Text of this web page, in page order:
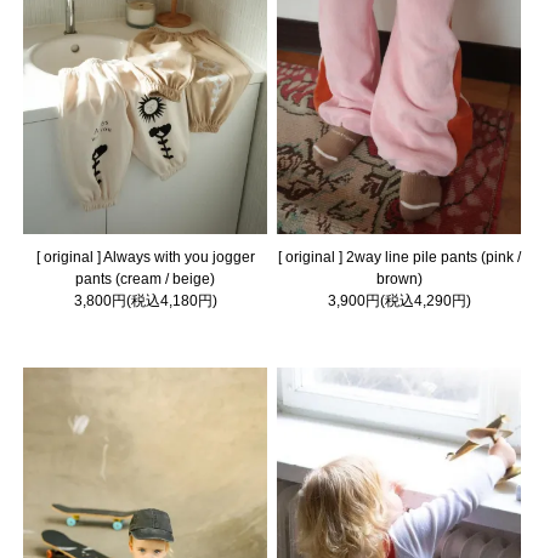
[ original ] Always with you jogger
pants (cream / beige)
3,800円(税込4,180円)
[ original ] 2way line pile pants (pink /
brown)
3,900円(税込4,290円)